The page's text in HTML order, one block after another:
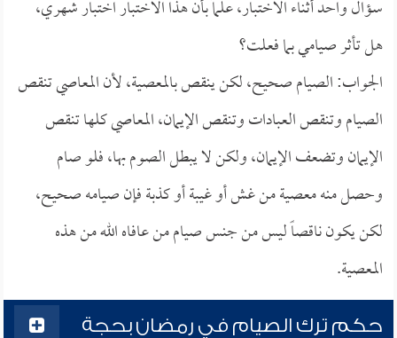
سؤال واحد أثناء الاختبار، علماً بأن هذا الاختبار اختبار شهري،
هل تأثر صيامي بما فعلت؟
الجواب: الصيام صحيح، لكن ينقص بالمعصية، لأن المعاصي تنقص
الصيام وتنقص العبادات وتنقص الإيمان، المعاصي كلها تنقص
الإيمان وتضعف الإيمان، ولكن لا يبطل الصوم بها، فلو صام
وحصل منه معصية من غش أو غيبة أو كذبة فإن صيامه صحيح،
لكن يكون ناقصاً ليس من جنس صيام من عافاه الله من هذه
المعصية.
حكم ترك الصيام في رمضان بحجة